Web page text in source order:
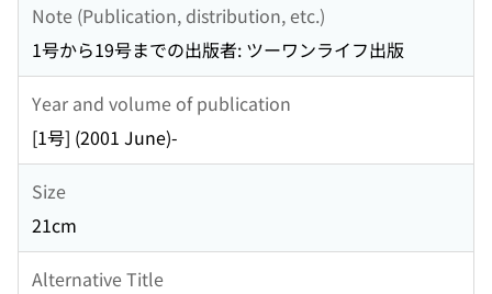
Note (Publication, distribution, etc.)
1号から19号までの出版者: ツーワンライフ出版
Year and volume of publication
[1号] (2001 June)-
Size
21cm
Alternative Title